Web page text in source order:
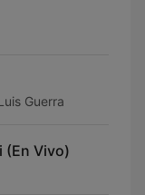
Guerra
(En Vivo)